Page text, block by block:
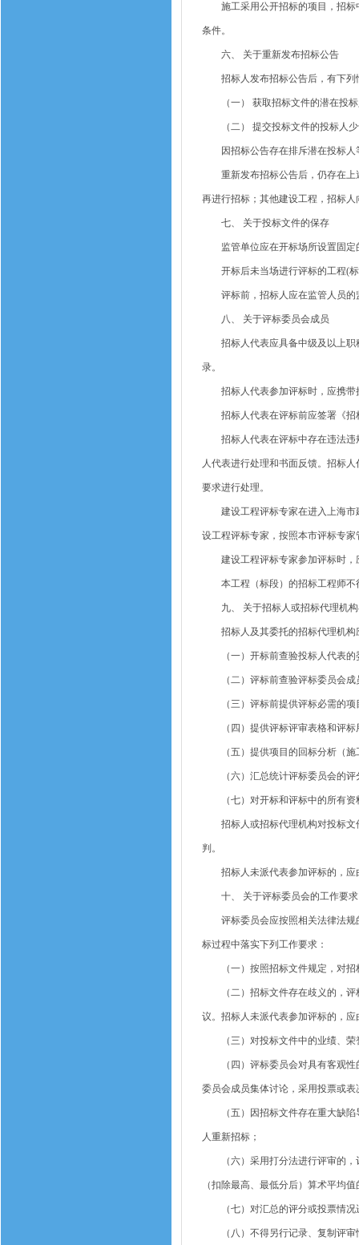
施工采用公开招标的项目，招标
条件。
六、 关于重新发布招标公告
招标人发布招标公告后，有下列
（一） 获取招标文件的潜在投标
（二） 提交投标文件的投标人少
因招标公告存在排斥潜在投标人
重新发布招标公告后，仍存在上
再进行招标；其他建设工程，招标
七、 关于投标文件的保存
监管单位应在开标场所设置固定
开标后未当场进行评标的工程(标
评标前，招标人应在监管人员的
八、 关于评标委员会成员
招标人代表应具备中级及以上职
录。
招标人代表参加评标时，应携带
招标人代表在评标前应签署《招
招标人代表在评标中存在违法违
人代表进行处理和书面反馈。招标
要求进行处理。
建设工程评标专家在进入上海市
设工程评标专家，按照本市评标专
建设工程评标专家参加评标时，
本工程（标段）的招标工程师不
九、 关于招标人或招标代理机构
招标人及其委托的招标代理机构
（一）开标前查验投标人代表的
（二）评标前查验评标委员会成
（三）评标前提供评标必需的项
（四）提供评标评审表格和评标
（五）提供项目的回标分析（施
（六）汇总统计评标委员会的评
（七）对开标和评标中的所有资
招标人或招标代理机构对投标文
判。
招标人未派代表参加评标的，应
十、 关于评标委员会的工作要求
评标委员会应按照相关法律法规
标过程中落实下列工作要求：
（一）按照招标文件规定，对招
（二）招标文件存在歧义的，评
议。招标人未派代表参加评标的，
（三）对投标文件中的业绩、荣
（四）评标委员会对具有客观性
委员会成员集体讨论，采用投票或
（五）因招标文件存在重大缺陷
人重新招标；
（六）采用打分法进行评审的，
（扣除最高、最低分后）算术平均
（七）对汇总的评分或投票情况
（八）不得另行记录、复制评审